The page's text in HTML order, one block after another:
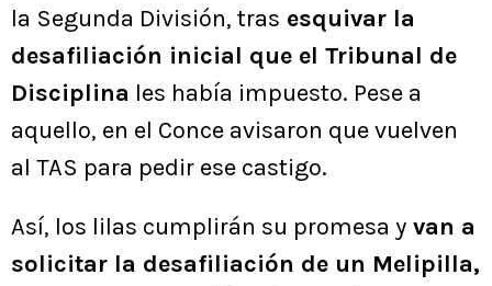
la Segunda División, tras esquivar la
desafiliación inicial que el Tribunal de
Disciplina les había impuesto. Pese a
aquello, en el Conce avisaron que vuelven
al TAS para pedir ese castigo.
Así, los lilas cumplirán su promesa y van a
solicitar la desafiliación de un Melipilla,